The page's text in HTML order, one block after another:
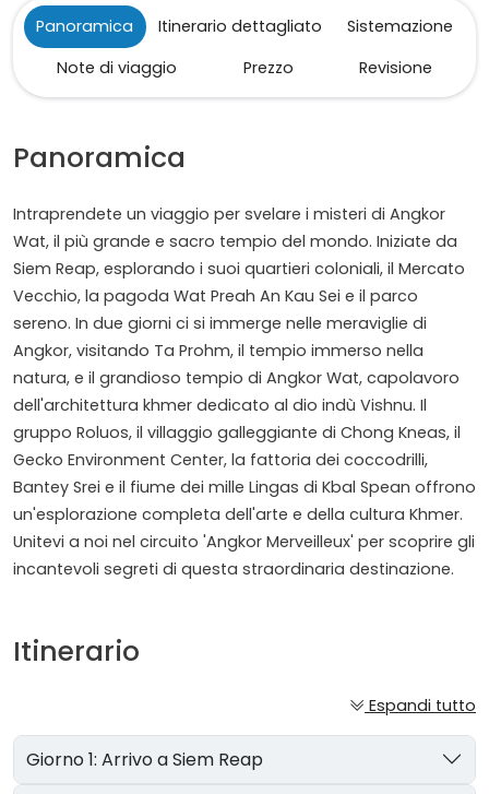
Panoramica Itinerario dettagliato
Sistemazione
Note di viaggio
Prezzo Revisione
Panoramica
Intraprendete un viaggio per svelare i misteri di Angkor
Wat, il più grande e sacro tempio del mondo. Iniziate da
Siem Reap, esplorando i suoi quartieri coloniali, il Mercato
Vecchio, la pagoda Wat Preah An Kau Sei e il parco
sereno. In due giorni ci si immerge nelle meraviglie di
Angkor, visitando Ta Prohm, il tempio immerso nella
natura, e il grandioso tempio di Angkor Wat, capolavoro
dell'architettura khmer dedicato al dio indù Vishnu. Il
gruppo Roluos, il villaggio galleggiante di Chong Kneas, il
Gecko Environment Center, la fattoria dei coccodrilli,
Bantey Srei e il fiume dei mille Lingas di Kbal Spean offrono
un'esplorazione completa dell'arte e della cultura Khmer.
Unitevi a noi nel circuito 'Angkor Merveilleux' per scoprire gli
incantevoli segreti di questa straordinaria destinazione.
Itinerario
Espandi tutto
Giorno 1: Arrivo a Siem Reap